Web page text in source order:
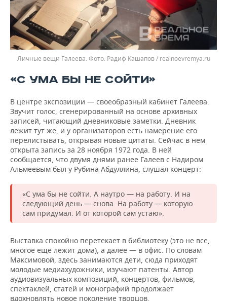
Личные вещи Галеева. Радиф Кашапов / realnoevremya.ru
«С УМА БЫ НЕ СОЙТИ»
В центре экспозиции — своеобразный кабинет Галеева.
Звучит голос, сгенерированный на основе архивных
записей, читающий дневниковые заметки. Дневник
лежит тут же, и у организаторов есть намерение его
перелистывать, открывая новые цитаты. Сейчас в нем
открыта запись за 28 ноября 1972 года. В ней
сообщается, что двумя днями ранее Галеев с Надиром
Альмеевым был у Рубина Абдуллина, слушал концерт:
«С ума бы не сойти. А наутро — на работу. И на
следующий день — снова. На работу — которую
сам придумал. И от которой сам устаю».
Выставка спокойно перетекает в библиотеку (это не все,
многое еще лежит дома), а далее — в офис. По словам
Максимовой, здесь занимаются дети, сюда приходят
молодые медиахудожники, изучают патенты. Автор
аудиовизуальных композиций, концертов, фильмов,
спектаклей, статей и монографий продолжает
вдохновлять новое поколение творцов.